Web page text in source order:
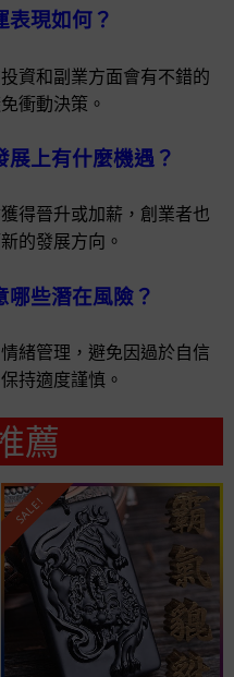
現如何？
資和副業方面會有不錯的
衝動決策。
上有什麼機遇？
得晉升或加薪，創業者也
的發展方向。
些潛在風險？
緒管理，避免因過於自信
持適度謹慎。
薦
SALE!